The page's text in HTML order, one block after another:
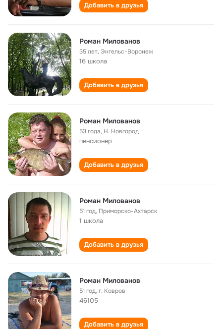
Добавить в друзья
Роман Милованов
35 лет, Энгельс-Воронеж
16 школа
Добавить в друзья
Роман Милованов
53 года, Н. Новгород
пенсионер
Добавить в друзья
Роман Милованов
51 год, Приморско-Ахтарск
1 школа
Добавить в друзья
Роман Милованов
51 год,г. Ковров
46105
Добавить в друзья